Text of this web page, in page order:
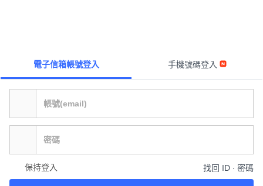
電子信箱帳號登入 手機號碼登入
保持登入 找回 ID ∙ 密碼